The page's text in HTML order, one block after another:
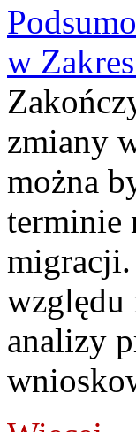
w
zmiany
można
terminie
względu
analizy